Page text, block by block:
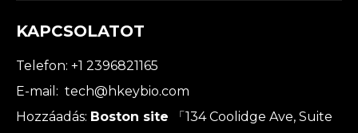
KAPCSOLATOT
Telefon: +1 2396821165
E-mail: tech@hkeybio.com
Hozzáadás: Boston site
「134 Coolidge Ave, Suite